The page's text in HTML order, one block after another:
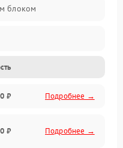
блоком
₽ Подробнее →
₽ Подробнее →